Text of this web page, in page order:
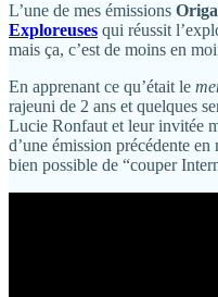
L’une de mes émissions
Exploreuses qui réussit
mais ça, c’est de moins en
En apprenant ce qu’était le
rajeuni de 2 ans et quelques
Lucie Ronfaut et leur invitée
d’une émission précédente
bien possible de “couper